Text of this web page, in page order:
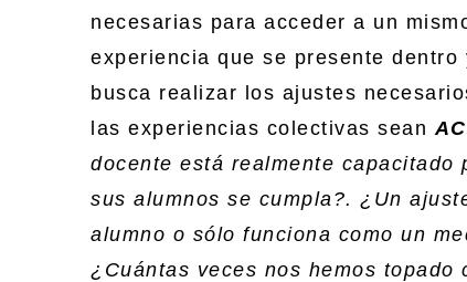
necesarias para acceder a un
experiencia que se presente
busca realizar los ajustes
las experiencias colectivas sean
docente está realmente
sus alumnos se cumpla?. ¿Un
alumno o sólo funciona como un
¿Cuántas veces nos hemos